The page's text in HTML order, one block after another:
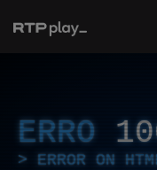
ERRO
ERROR ON